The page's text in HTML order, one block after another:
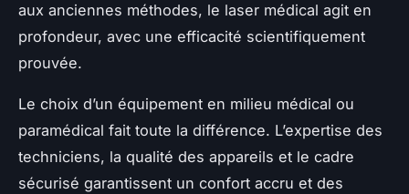
aux anciennes méthodes, le laser médical agit en
profondeur, avec une efficacité scientifiquement
prouvée.
Le choix d’un équipement en milieu médical ou
paramédical fait toute la différence. L’expertise des
techniciens, la qualité des appareils et le cadre
sécurisé garantissent un confort accru et des